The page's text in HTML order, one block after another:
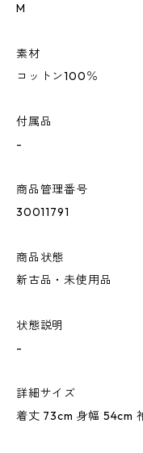
M
素材
コットン100％
付属品
-
商品管理番号
30011791
商品状態
新古品・未使用品
状態説明
-
詳細サイズ
着丈 73cm 身幅 54cm